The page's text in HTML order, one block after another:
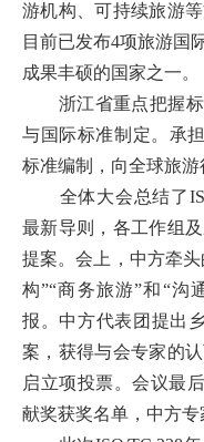
游机构、可持续旅游
目前已发布4项旅游国
成果丰硕的国家之一。
浙江省重点把握标
与国际标准制定。承
标准编制，向全球旅游
全体大会总结了
最新导则，各工作组
提案。会上，中方牵
构”“商务旅游”和“沟
报。中方代表团提出
案，获得与会专家的
启立项投票。会议最
献奖获奖名单，中方专